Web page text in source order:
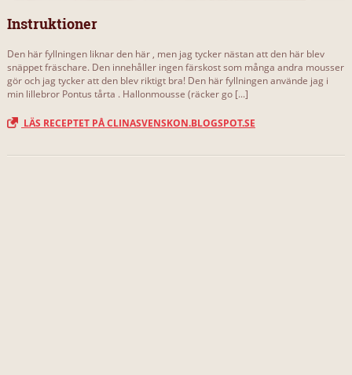
Instruktioner
Den här fyllningen liknar den här , men jag tycker nästan att den här blev
snäppet fräschare. Den innehåller ingen färskost som många andra mousser
gör och jag tycker att den blev riktigt bra! Den här fyllningen använde jag i
min lillebror Pontus tårta . Hallonmousse (räcker go [...]
LÄS RECEPTET PÅ CLINASVENSKON.BLOGSPOT.SE